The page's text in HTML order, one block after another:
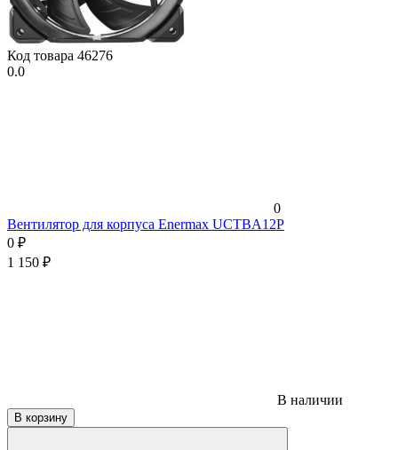
Код товара 46276
0.0
0
Вентилятор для корпуса Enermax UCTBA12P
0 ₽
1 150 ₽
В наличии
В корзину